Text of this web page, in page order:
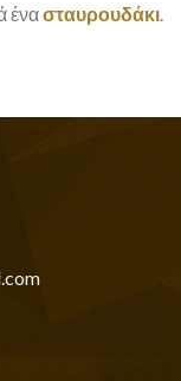
ένασταυρουδάκι